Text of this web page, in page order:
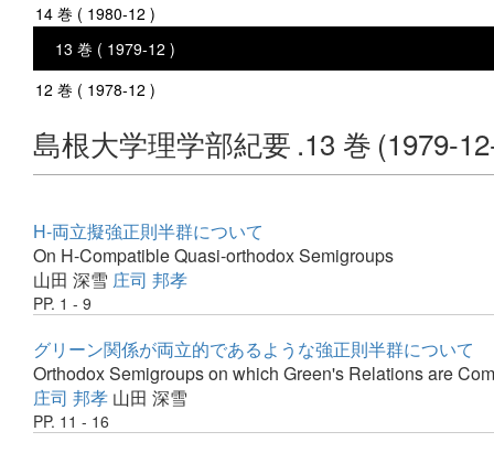
14 巻 ( 1980-12 )
13 巻 ( 1979-12 )
12 巻 ( 1978-12 )
島根大学理学部紀要 .13 巻 (1979-
H-両立擬強正則半群について
On H-Compatible Quasi-orthodox Semigroups
山田 深雪 庄司 邦孝
PP. 1 - 9
グリーン関係が両立的であるような強正則半群について
Orthodox Semigroups on which Green's Relations are
庄司 邦孝 山田 深雪
PP. 11 - 16